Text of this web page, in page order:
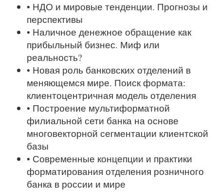
• НДО и мировые тенденции. Прогнозы и
перспективы
• Наличное денежное обращение как
прибыльный бизнес. Миф или
реальность?
• Новая роль банковских отделений в
меняющемся мире. Поиск формата:
клиентоцентричная модель отделения
• Построение мультиформатной
филиальной сети банка на основе
многовекторной сегментации клиентской
базы
• Современные концепции и практики
форматирования отделения розничного
банка в россии и мире